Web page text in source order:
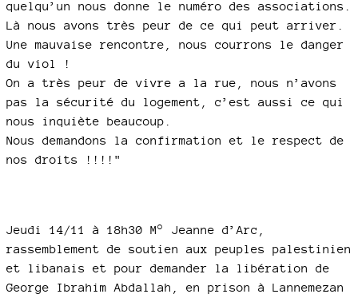
quelqu’un nous donne le numéro des associations.
Là nous avons très peur de ce qui peut arriver.
Une mauvaise rencontre, nous courrons le danger
du viol !
On a très peur de vivre a la rue, nous n’avons
pas la sécurité du logement, c’est aussi ce qui
nous inquiète beaucoup.
Nous demandons la confirmation et le respect de
nos droits !!!!"
Jeudi 14/11 à 18h30 M° Jeanne d’Arc,
rassemblement de soutien aux peuples palestinien
et libanais et pour demander la libération de
George Ibrahim Abdallah, en prison à Lannemezan